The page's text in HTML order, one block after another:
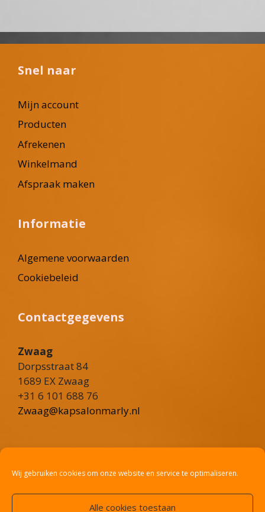
Wij gebruiken cookies om onze website en service te optimaliseren.
Alle cookies toestaan
Snel naar
Mijn account
Producten
Afrekenen
Winkelmand
Afspraak maken
Informatie
Algemene voorwaarden
Cookiebeleid
Contactgegevens
Zwaag
Dorpsstraat 84
1689 EX Zwaag
+31 6 101 688 76
Zwaag@kapsalonmarly.nl
Rustenburgerweg 101